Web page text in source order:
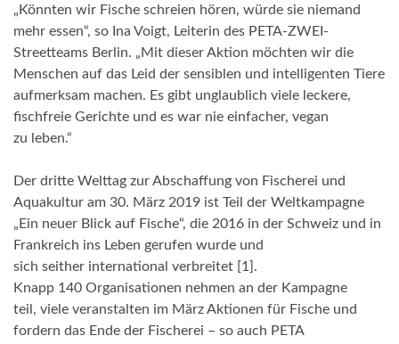
„Könnten wir Fische schreien hören, würde sie niemand
mehr essen“, so Ina Voigt, Leiterin des PETA-ZWEI-
Streetteams Berlin. „Mit dieser Aktion möchten wir die
Menschen auf das Leid der sensiblen und intelligenten Tiere
aufmerksam machen. Es gibt unglaublich viele leckere,
fischfreie Gerichte und es war nie einfacher, vegan
zu leben.“
Der dritte Welttag zur Abschaffung von Fischerei und
Aquakultur am 30. März 2019 ist Teil der Weltkampagne
„Ein neuer Blick auf Fische“, die 2016 in der Schweiz und in
Frankreich ins Leben gerufen wurde und
sich seither international verbreitet [1].
Knapp 140 Organisationen nehmen an der Kampagne
teil, viele veranstalten im März Aktionen für Fische und
fordern das Ende der Fischerei – so auch PETA